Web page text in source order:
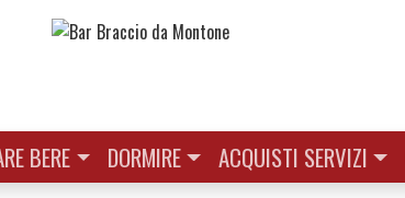
BERE DORMIRE ACQUISTI SERVIZI